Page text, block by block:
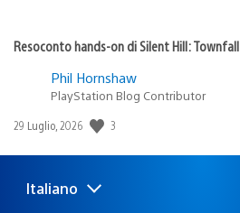
Resoconto hands-on di Silent Hill: Townfall
Phil Hornshaw
PlayStation Blog Contributor
Data
pubblicazione:
29 Luglio, 2026 3
Seleziona
Regione
Italiano